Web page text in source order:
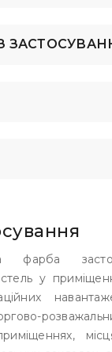
фарба
у